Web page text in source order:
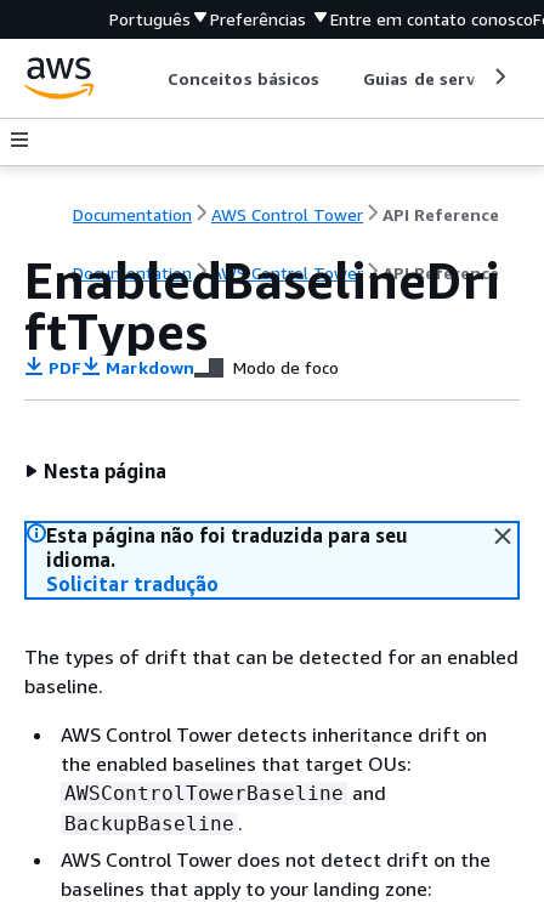
Português Preferências Entre em contato conosco
Conceitos básicos Guias de serviço
Documentation AWS Control Tower API Reference
Documentation AWS Control Tower API Reference
EnabledBaselineDri
ftTypes
PDF Markdown Modo de foco
Nesta página
Esta página não foi traduzida para seu
idioma.
Solicitar tradução
The types of drift that can be detected for an enabled
baseline.
AWS Control Tower detects inheritance drift on
the enabled baselines that target OUs:
AWSControlTowerBaseline and
BackupBaseline .
AWS Control Tower does not detect drift on the
baselines that apply to your landing zone: